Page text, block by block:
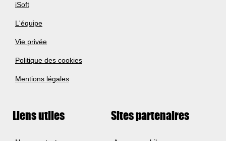
iSoft
L'équipe
Vie privée
Politique des cookies
Mentions légales
Liens utiles Sites partenaires